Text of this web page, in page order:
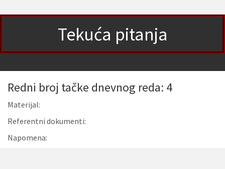
Tekuća pitanja
Redni broj tačke dnevnog reda: 4
Materijal:
Referentni dokumenti:
Napomena: